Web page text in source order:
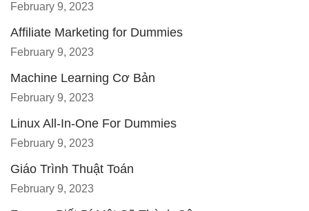
February 9, 2023
Affiliate Marketing for Dummies
February 9, 2023
Machine Learning Cơ Bản
February 9, 2023
Linux All-In-One For Dummies
February 9, 2023
Giáo Trình Thuật Toán
February 9, 2023